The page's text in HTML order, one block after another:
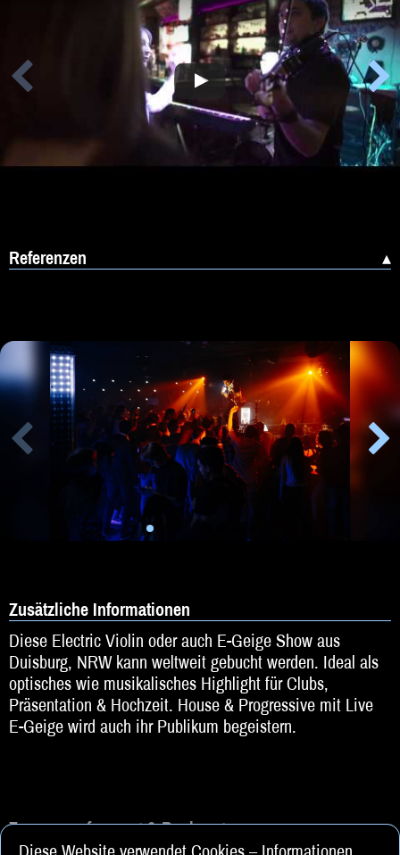
Referenzen
Zusätzliche Informationen
Diese Electric Violin oder auch E-Geige Show aus
Duisburg, NRW kann weltweit gebucht werden. Ideal als
optisches wie musikalisches Highlight für Clubs,
Präsentation & Hochzeit. House & Progressive mit Live
E-Geige wird auch ihr Publikum begeistern.
Zusammenfassung & Buchung